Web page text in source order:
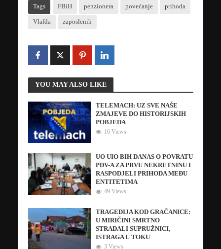
Tags FBiH penzionera povećanje prihoda
Vlafda zaposlenih
YOU MAY ALSO LIKE
TELEMACH: UZ SVE NAŠE
ZMAJEVE DO HISTORIJSKIH
POBJEDA
16 Views
UO UIO BIH DANAS O POVRATU
PDV-A ZA PRVU NEKRETNINU I
RASPODJELI PRIHODA MEĐU
ENTITETIMA
49 Views
TRAGEDIJA KOD GRAČANICE:
U MIRIČINI SMRTNO
STRADALI SUPRUŽNICI,
ISTRAGA U TOKU
3 Views